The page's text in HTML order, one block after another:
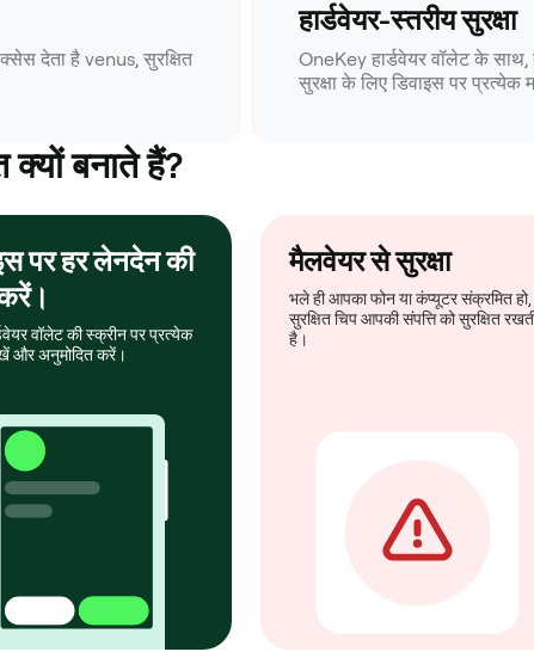
देता है venus, सुरक्षित
हार्डवेयर-स्तरीय सुरक्षा
OneKey हार्डवेयर वॉलेट के
सुरक्षा के लिए डिवाइस पर प्रत्येक
क्यों बनाते हैं?
पर हर लेनदेन की
वॉलेट की स्क्रीन पर प्रत्येक
और अनुमोदित करें।
मैलवेयर से सुरक्षा
भले ही आपका फोन या कंप्यूटर संक्रमित हो,
सुरक्षित चिप आपकी संपत्ति को सुरक्षित
है।